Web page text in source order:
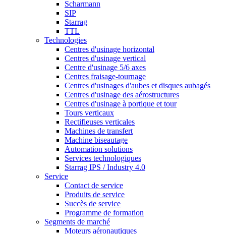
Scharmann
SIP
Starrag
TTL
Technologies
Centres d'usinage horizontal
Centres d'usinage vertical
Centre d'usinage 5/6 axes
Centres fraisage-tournage
Centres d'usinages d'aubes et disques aubagés
Centres d'usinage des aérostructures
Centres d'usinage à portique et tour
Tours verticaux
Rectifieuses verticales
Machines de transfert
Machine biseautage
Automation solutions
Services technologiques
Starrag IPS / Industry 4.0
Service
Contact de service
Produits de service
Succès de service
Programme de formation
Segments de marché
Moteurs aéronautiques